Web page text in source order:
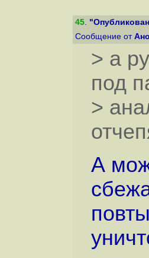
45.
Сообщение от
> а
под
>
А